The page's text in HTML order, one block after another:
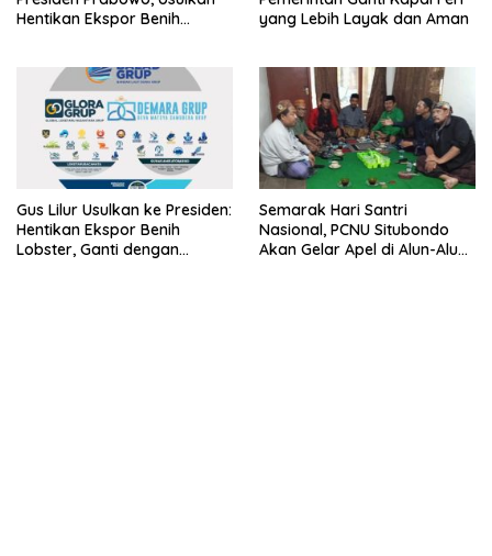
Hentikan Ekspor Benih
yang Lebih Layak dan Aman
Gus Lilur Usulkan ke Presiden:
Hentikan Ekspor Benih
Lobster, Ganti dengan
Semarak Hari Santri
Nasional, PCNU Situbondo
Akan Gelar Apel di Alun-Alun